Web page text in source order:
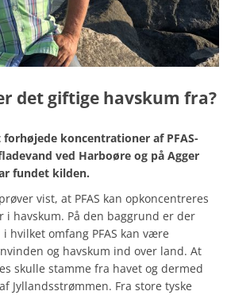
det giftige havskum fra?
koncentrationer af PFAS-
ved Harboøre og på Agger
fundet kilden.
vist, at PFAS kan opkoncentreres
havskum. På den baggrund er der
hvilket omfang PFAS kan være
og havskum ind over land. At
skulle stamme fra havet og dermed
Jyllandsstrømmen. Fra store tyske